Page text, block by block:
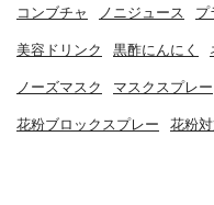
コンブチャ ノニジュース プ
美容ドリンク 黒酢にんにく
ノーズマスク マスクスプレー
花粉ブロックスプレー 花粉